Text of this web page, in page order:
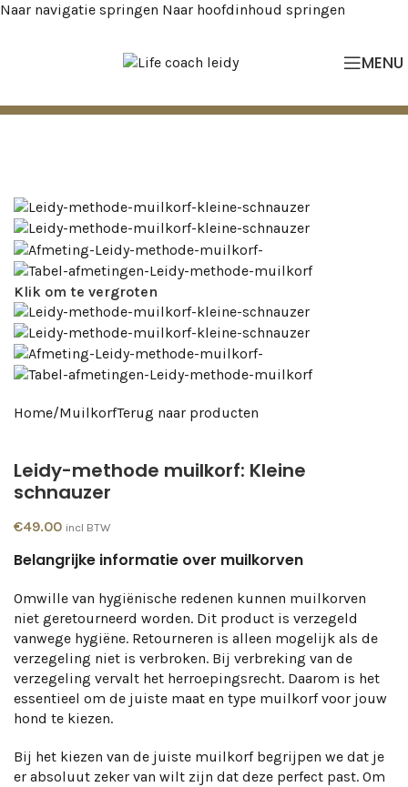
Naar navigatie springen Naar hoofdinhoud springen
MENU
Klik om te vergroten
Home/MuilkorfTerug naar producten
Leidy-methode muilkorf: Kleine
schnauzer
€49.00 incl BTW
Belangrijke informatie over muilkorven
Omwille van hygiënische redenen kunnen muilkorven
niet geretourneerd worden. Dit product is verzegeld
vanwege hygiëne. Retourneren is alleen mogelijk als de
verzegeling niet is verbroken. Bij verbreking van de
verzegeling vervalt het herroepingsrecht. Daarom is het
essentieel om de juiste maat en type muilkorf voor jouw
hond te kiezen.
Bij het kiezen van de juiste muilkorf begrijpen we dat je
er absoluut zeker van wilt zijn dat deze perfect past. Om